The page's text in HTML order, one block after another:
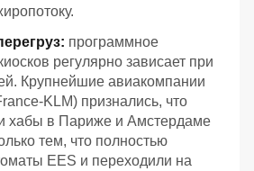
программное
регулярно зависает при
Крупнейшие авиакомпании
KLM) признались, что
хабы в Париже и Амстердаме
тем, что полностью
EES и переходили на